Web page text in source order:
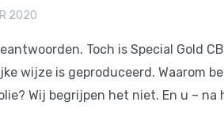
2020
Toch is Special Gold
wijze is geproduceerd. Waarom
Wij begrijpen het niet. En u –